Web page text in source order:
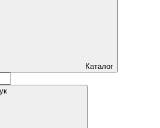
Каталог